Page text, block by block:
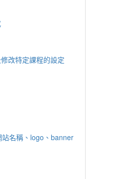
改特定課程的設定
名稱、logo、banner